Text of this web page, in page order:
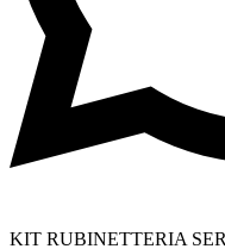
KIT RUBINETTERIA